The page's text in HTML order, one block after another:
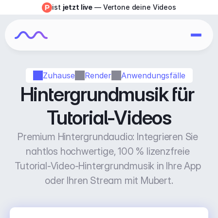
Zuhause Render Anwendungsfälle
Hintergrundmusik für
Tutorial-Videos
Premium Hintergrundaudio: Integrieren Sie
nahtlos hochwertige, 100 % lizenzfreie
Tutorial-Video-Hintergrundmusik in Ihre App
oder Ihren Stream mit Mubert.
ist jetzt live — Vertone deine Videos